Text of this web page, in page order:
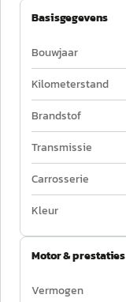
Basisgegevens
Bouwjaar
Kilometerstand
Brandstof
Transmissie
Carrosserie
Kleur
Motor & prestaties
Vermogen